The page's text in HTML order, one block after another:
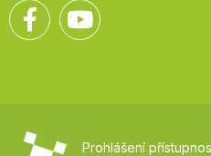
Facebook
Prohlášení